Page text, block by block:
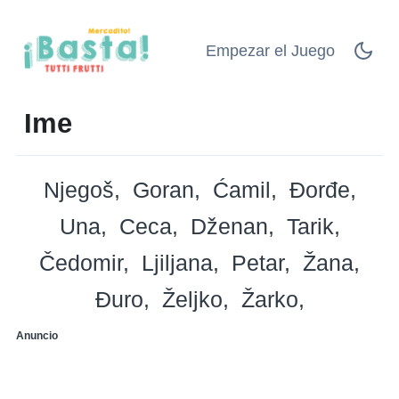
Empezar el Juego
Ime
Njegoš Goran Ćamil
Đorđe
Una
Ceca Dženan
Tarik
Čedomir
Ljiljana Petar
Žana
Đuro
Željko Žarko
Anuncio